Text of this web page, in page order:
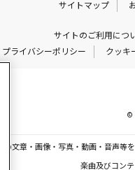
サイトマップ
サイトのご利用につ
プライバシーポリシー クッキ
©
の文章・画像・写真・動画・音声等
楽曲及びコン